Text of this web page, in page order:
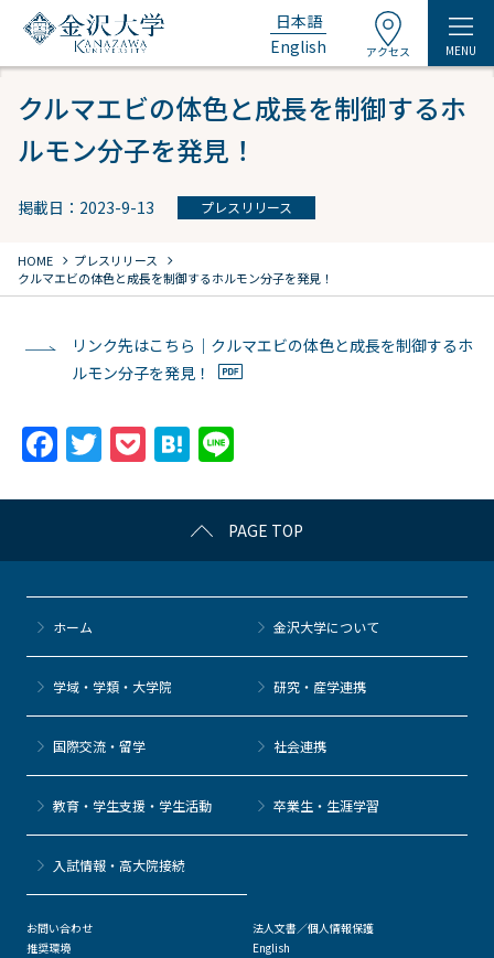
日本語
English
アクセス MENU
クルマエビの体色と成長を制御するホ
ルモン分子を発見！
掲載日：2023-9-13 プレスリリース
HOME chevron_right プレスリリース chevron_right
クルマエビの体色と成長を制御するホルモン分子を発見！
リンク先はこちら｜クルマエビの体色と成長を制御するホ
ルモン分子を発見！
F
c
e
b
o
o
k
T
itt
er
P
c
k
et
H
e
n
a
e
PAGE TOP
ホーム 金沢大学について
学域・学類・大学院 研究・産学連携
国際交流・留学 社会連携
教育・学生支援・学生活動 卒業生・生涯学習
⼊試情報・高大院接続
お問い合わせ
推奨環境
法人文書／個人情報保護
English